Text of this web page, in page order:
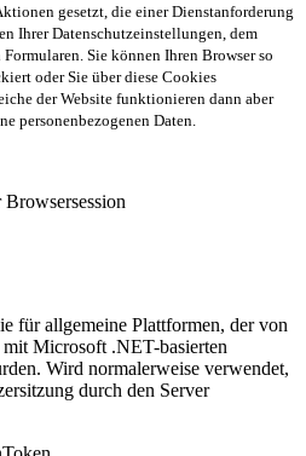
gesetzt, die einer Dienstanforderung
Ihrer Datenschutzeinstellungen, dem
Sie können Ihren Browser so
oder Sie über diese Cookies
der Website funktionieren dann aber
personenbezogenen Daten.
für allgemeine Plattformen, der von
Microsoft .NET-basierten
Wird normalerweise verwendet,
durch den Server